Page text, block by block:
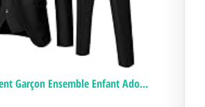
Garçon Ensemble Enfant Ado...